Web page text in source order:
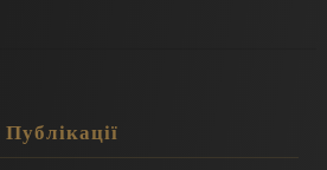
Публікації